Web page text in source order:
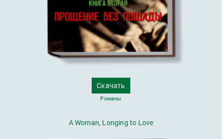
Скачать
Романы
A Woman, Longing to Love